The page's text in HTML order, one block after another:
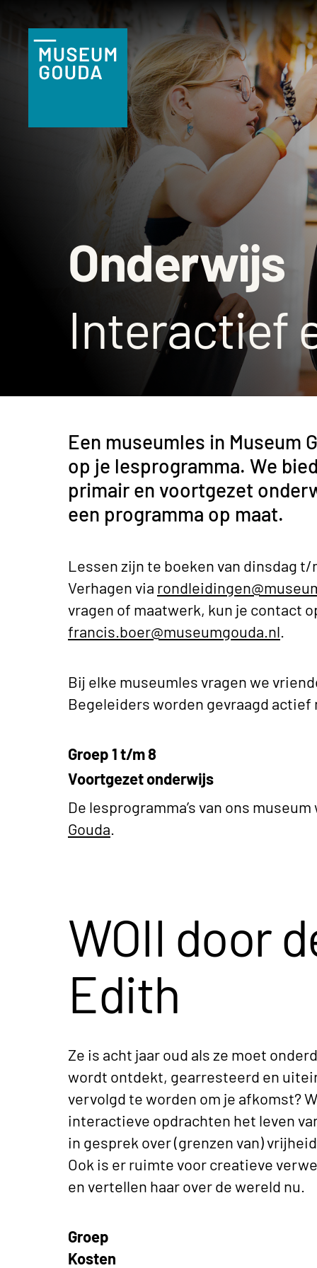
NL Tickets
Plan je bezoek
Praktische
informatie
Familie &
Onderwijs
Groepen
Museumshop
Museumcafé
Onderwijs
Interactief
Een museumles in Museum
op je lesprogramma. We
primair en voortgezet
een programma op maat.
Lessen zijn te boeken van dinsdag
Verhagen via
vragen of maatwerk, kun je contact
francis.boer@museumgouda.nl
Bij elke museumles vragen we
Begeleiders worden gevraagd actief
Groep 1 t/m 8
Voortgezet onderwijs
De lesprogramma’s van ons
Gouda
WOII door
Edith
Ze is acht jaar oud als ze moet
wordt ontdekt, gearresteerd en
vervolgd te worden om je afkomst?
interactieve opdrachten het leven
in gesprek over (grenzen van)
Ook is er ruimte voor creatieve
en vertellen haar over de wereld nu.
Groep
Kosten